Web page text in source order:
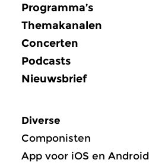
Programma’s
Themakanalen
Concerten
Podcasts
Nieuwsbrief
Diverse
Componisten
App voor iOS en Android